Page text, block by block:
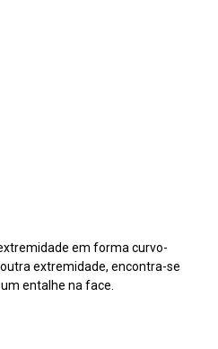
em forma curvo-
extremidade, encontra-se
entalhe na face.